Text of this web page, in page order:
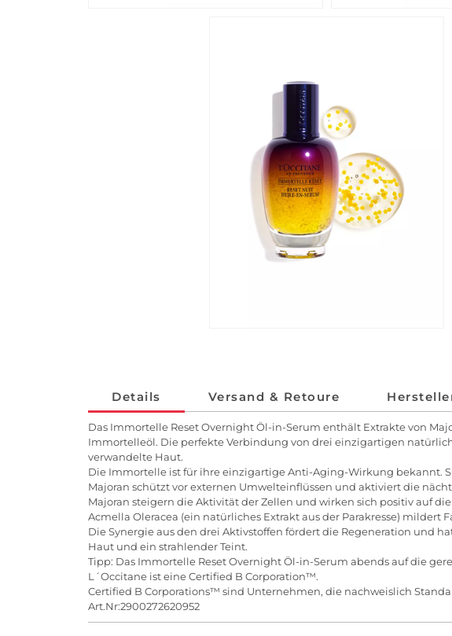
Details Versand & Retoure
Das Immortelle Reset Overnight Öl-in-Serum enthält Extrakte von
Immortelleöl. Die perfekte Verbindung von drei einzigartigen
verwandelte Haut.
Die Immortelle ist für ihre einzigartige Anti-Aging-Wirkung bekannt.
Majoran schützt vor externen Umwelteinflüssen und aktiviert die
Majoran steigern die Aktivität der Zellen und wirken sich positiv auf
Acmella Oleracea (ein natürliches Extrakt aus der Parakresse)
Die Synergie aus den drei Aktivstoffen fördert die Regeneration und
Haut und ein strahlender Teint.
Tipp: Das Immortelle Reset Overnight Öl-in-Serum abends auf die
L´Occitane ist eine Certified B Corporation™.
Certified B Corporations™ sind Unternehmen, die nachweislich
Art.Nr:2900272620952